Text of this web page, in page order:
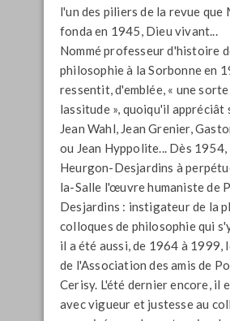
l'un des piliers de la revue
fonda en 1945, Dieu vivant...
Nommé professeur d'histoire
philosophie à la Sorbonne en
ressentit, d'emblée, « une
lassitude», quoiqu'il appréciât
Jean Wahl, Jean Grenier,
ou Jean Hyppolite... Dès 1954,
Heurgon-Desjardins à
la-Salle l'œuvre humaniste de
Desjardins : instigateur de la
colloques de philosophie qui
il a été aussi, de 1964 à 1999,
de l'Association des amis de
Cerisy. L'été dernier encore, il
avec vigueur et justesse au